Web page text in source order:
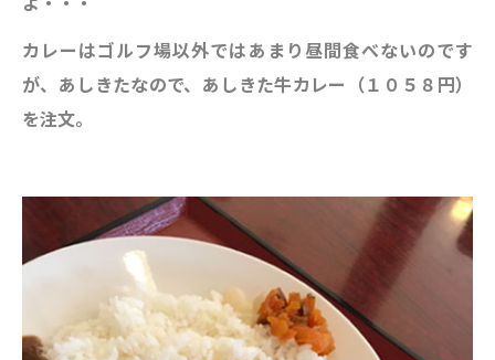
カレーはゴルフ場以外ではあまり昼間食べないのです
が、あしきたなので、あしきた牛カレー（１０５８円）
を注文。